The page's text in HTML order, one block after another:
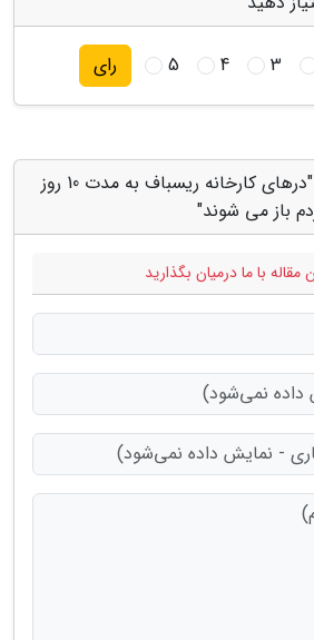
3
4
5 رای
دیدگاه های مرتبط با "درهای کارخانه ریسباف به مدت 10 روز
باز می شوند"
با ما درمیان بگذارید